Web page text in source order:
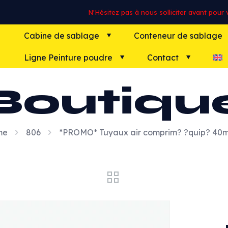
N'Hésitez pas à nous solliciter avant pour
Cabine de sablage Conteneur de sablage
Ligne Peinture poudre Contact
806 *PROMO* Tuyaux air comprim? ?quip?